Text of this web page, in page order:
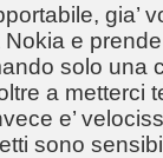
gia’
e
solo una
a metterci
e’
sono